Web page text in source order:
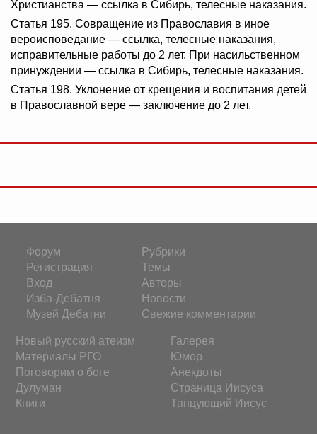
Христианства — ссылка в Сибирь, телесные наказания.
Статья 195. Совращение из Православия в иное
вероисповедание — ссылка, телесные наказания,
исправительные работы до 2 лет. При насильственном
принуждении — ссылка в Сибирь, телесные наказания.
Статья 198. Уклонение от крещения и воспитания детей
в Православной вере — заключение до 2 лет.
Форум
Регистрация
Вход
Изба-Дебатня
Музей Дебатни
Рубрики
Темы
Авторы
Новости
Свежие комментарии
Новый русский атеизм
Материалы РГО
Поговорим о боге
Дулуман
Книги
Галерея
Юмор
Анекдоты
Страница Иисуса
Танцующий Иисус